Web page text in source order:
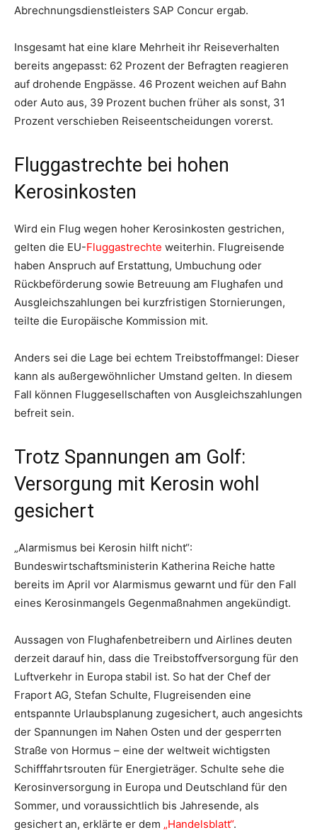
Abrechnungsdienstleisters SAP Concur ergab.
Insgesamt hat eine klare Mehrheit ihr Reiseverhalten
bereits angepasst: 62 Prozent der Befragten reagieren
auf drohende Engpässe. 46 Prozent weichen auf Bahn
oder Auto aus, 39 Prozent buchen früher als sonst, 31
Prozent verschieben Reiseentscheidungen vorerst.
Fluggastrechte bei hohen
Kerosinkosten
Wird ein Flug wegen hoher Kerosinkosten gestrichen,
gelten die EU-Fluggastrechte weiterhin. Flugreisende
haben Anspruch auf Erstattung, Umbuchung oder
Rückbeförderung sowie Betreuung am Flughafen und
Ausgleichszahlungen bei kurzfristigen Stornierungen,
teilte die Europäische Kommission mit.
Anders sei die Lage bei echtem Treibstoffmangel: Dieser
kann als außergewöhnlicher Umstand gelten. In diesem
Fall können Fluggesellschaften von Ausgleichszahlungen
befreit sein.
Trotz Spannungen am Golf:
Versorgung mit Kerosin wohl
gesichert
„Alarmismus bei Kerosin hilft nicht“:
Bundeswirtschaftsministerin Katherina Reiche hatte
bereits im April vor Alarmismus gewarnt und für den Fall
eines Kerosinmangels Gegenmaßnahmen angekündigt.
Aussagen von Flughafenbetreibern und Airlines deuten
derzeit darauf hin, dass die Treibstoffversorgung für den
Luftverkehr in Europa stabil ist. So hat der Chef der
Fraport AG, Stefan Schulte, Flugreisenden eine
entspannte Urlaubsplanung zugesichert, auch angesichts
der Spannungen im Nahen Osten und der gesperrten
Straße von Hormus – eine der weltweit wichtigsten
Schifffahrtsrouten für Energieträger. Schulte sehe die
Kerosinversorgung in Europa und Deutschland für den
Sommer, und voraussichtlich bis Jahresende, als
gesichert an, erklärte er dem „Handelsblatt“.